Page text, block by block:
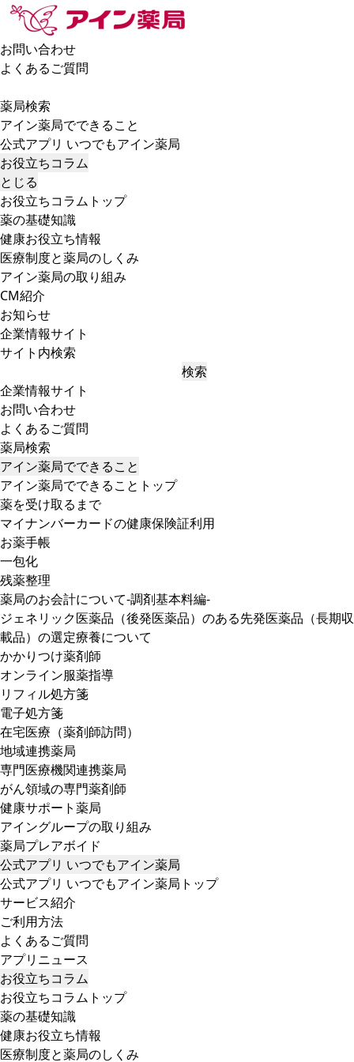
お問い合わせ
よくあるご質問
薬局検索
アイン薬局でできること
公式アプリ いつでもアイン薬局
お役立ちコラム
とじる
お役立ちコラムトップ
薬の基礎知識
健康お役立ち情報
医療制度と薬局のしくみ
アイン薬局の取り組み
CM紹介
お知らせ
企業情報サイト
サイト内検索
検索
企業情報サイト
お問い合わせ
よくあるご質問
薬局検索
アイン薬局でできること
アイン薬局でできることトップ
薬を受け取るまで
マイナンバーカードの健康保険証利用
お薬手帳
一包化
残薬整理
薬局のお会計について-調剤基本料編-
ジェネリック医薬品（後発医薬品）のある先発医薬品（長期収
載品）の選定療養について
かかりつけ薬剤師
オンライン服薬指導
リフィル処方箋
電子処方箋
在宅医療（薬剤師訪問）
地域連携薬局
専門医療機関連携薬局
がん領域の専門薬剤師
健康サポート薬局
アイングループの取り組み
薬局プレアボイド
公式アプリ いつでもアイン薬局
公式アプリ いつでもアイン薬局トップ
サービス紹介
ご利用方法
よくあるご質問
アプリニュース
お役立ちコラム
お役立ちコラムトップ
薬の基礎知識
健康お役立ち情報
医療制度と薬局のしくみ